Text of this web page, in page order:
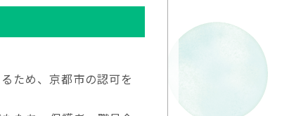
ため、京都市の認可を